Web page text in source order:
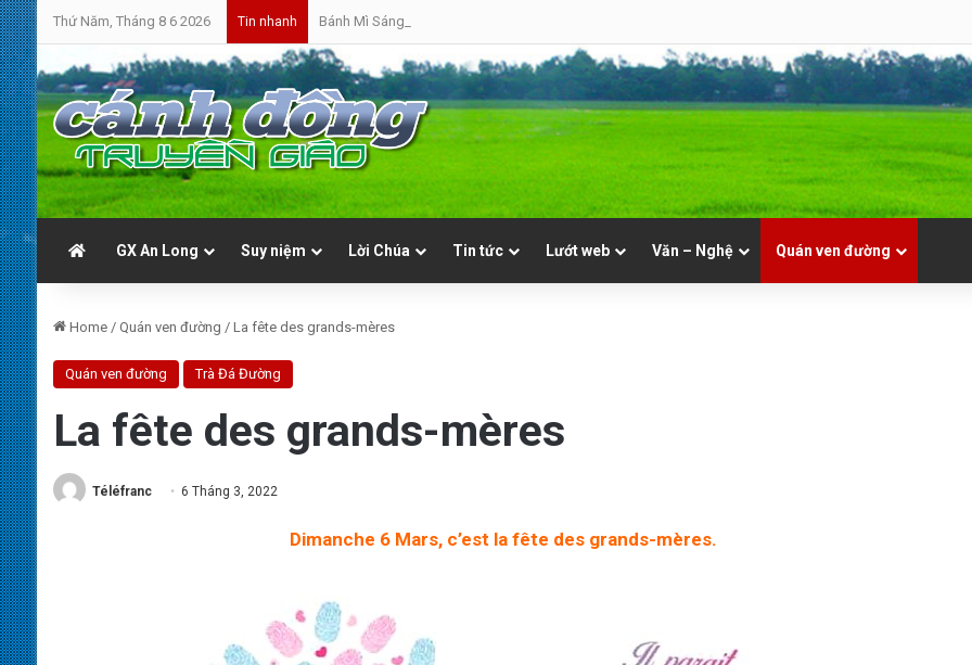
Thứ Năm, Tháng 8 6 2026 Tin nhanh Bánh Mì Sáng | Thứ Sáu 07.08 | Th. Xystô II, giám mục và Th. Cajêtanô, linh mục
GX An Long Suy niệm Lời Chúa Tin tức Lướt web Văn – Nghệ Quán ven đường
Home / Quán ven đường / La fête des grands-mères
Quán ven đường Trà Đá Đường
La fête des grands-mères
Téléfranc 6 Tháng 3, 2022
Dimanche 6 Mars, c’est lafête des grands-mères.